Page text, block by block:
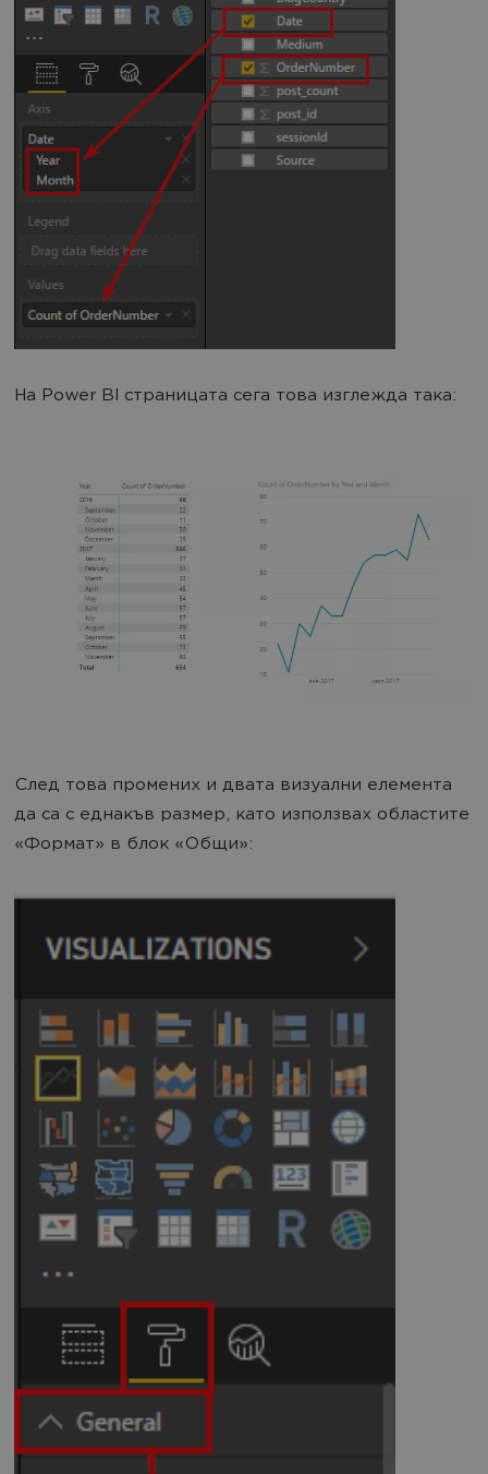
На Power BI страницата сега това изглежда така:
След това промених и двата визуални елемента
да са с еднакъв размер, като използвах областите
«Формат» в блок «Общи»: